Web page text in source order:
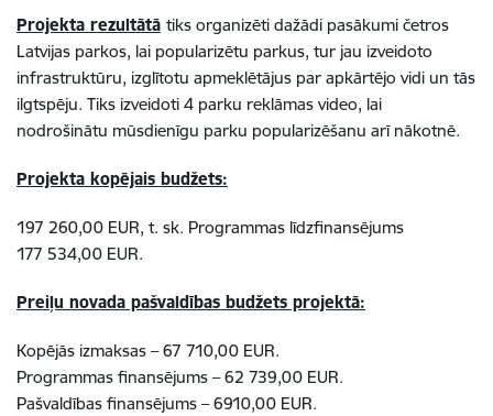
Projekta rezultātā tiks organizēti dažādi pasākumi četros
Latvijas parkos, lai popularizētu parkus, tur jau izveidoto
infrastruktūru, izglītotu apmeklētājus par apkārtējo vidi un tās
ilgtspēju. Tiks izveidoti 4 parku reklāmas video, lai
nodrošinātu mūsdienīgu parku popularizēšanu arī nākotnē.
Projekta kopējais budžets:
197 260,00 EUR, t. sk. Programmas līdzfinansējums
177 534,00 EUR.
Preiļu novada pašvaldības budžets projektā:
Kopējās izmaksas – 67 710,00 EUR.
Programmas finansējums – 62 739,00 EUR.
Pašvaldības finansējums – 6910,00 EUR.